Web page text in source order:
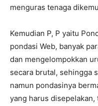
menguras tenaga
Kemudian P, P yaitu
pondasi Web, banyak
dan mengelompokkan
secara brutal, sehingga
namun pondasinya
yang harus